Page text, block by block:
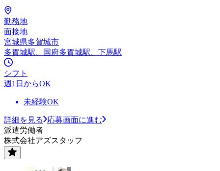
勤務地
面接地
宮城県多賀城市
多賀城駅、国府多賀城駅、下馬駅
シフト
週1日からOK
未経験OK
詳細を見る
応募画面に進む
派遣労働者
株式会社アズスタッフ